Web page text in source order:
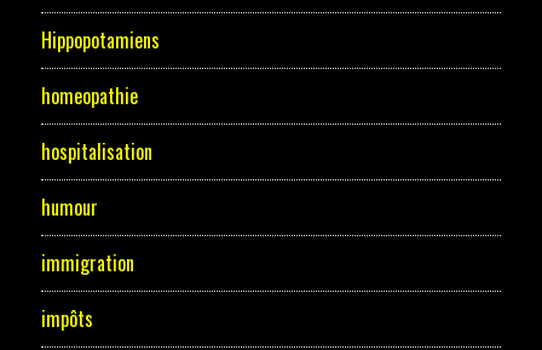
Hippopotamiens
homeopathie
hospitalisation
humour
immigration
impôts